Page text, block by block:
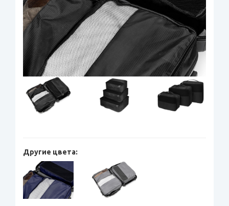
Другие цвета: